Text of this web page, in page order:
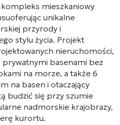
mieszkaniowy
oferując unikalne
przyrody i
stylu życia. Projekt
nieruchomości,
prywatnymi basenami bez
na morze, a także 6
na basen i otaczający
budzić się przy szumie
nadmorskie krajobrazy,
kurortu.